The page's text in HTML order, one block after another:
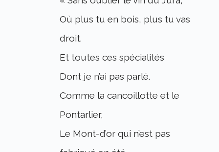
Où plus tu en bois, plus tu vas
droit.
Et toutes ces spécialités
Dont je n’ai pas parlé.
Comme la cancoillotte et le
Pontarlier,
Le Mont-d’or qui n’est pas